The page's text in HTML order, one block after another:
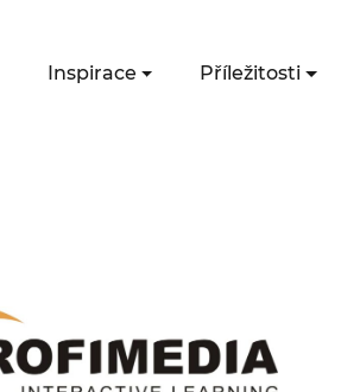
Inspirace Příležitosti